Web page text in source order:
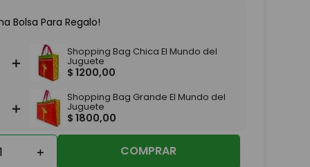
Bolsa Para Regalo!
＋
Shopping Bag Chica El Mundo del
Juguete
$ 1200,00
＋
Shopping Bag Grande El Mundo del
Juguete
$ 1800,00
＋ COMPRAR